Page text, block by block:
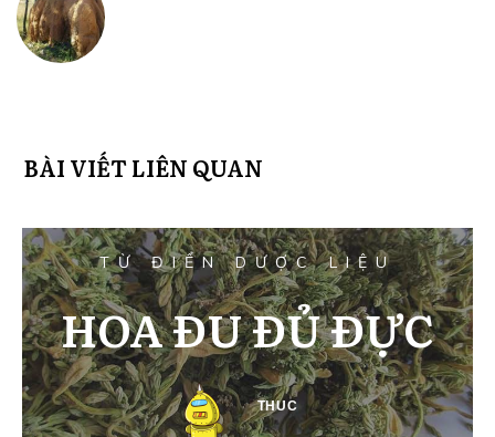
BÀI VIẾT LIÊN QUAN
TỪ ĐIỂN DƯỢC LIỆU
HOA ĐU ĐỦ ĐỰC
THUC